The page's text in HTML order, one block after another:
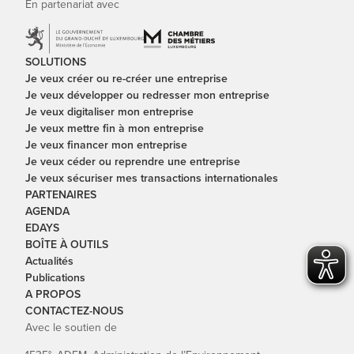
En partenariat avec
SOLUTIONS
Je veux créer ou re-créer une entreprise
Je veux développer ou redresser mon entreprise
Je veux digitaliser mon entreprise
Je veux mettre fin à mon entreprise
Je veux financer mon entreprise
Je veux céder ou reprendre une entreprise
Je veux sécuriser mes transactions internationales
PARTENAIRES
AGENDA
EDAYS
BOÎTE À OUTILS
Actualités
Publications
A PROPOS
CONTACTEZ-NOUS
Avec le soutien de